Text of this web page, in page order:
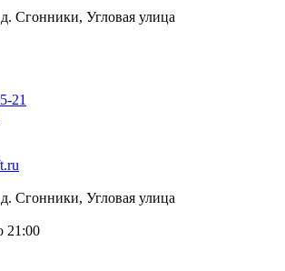
Угловая улица
21
Угловая улица
21:00